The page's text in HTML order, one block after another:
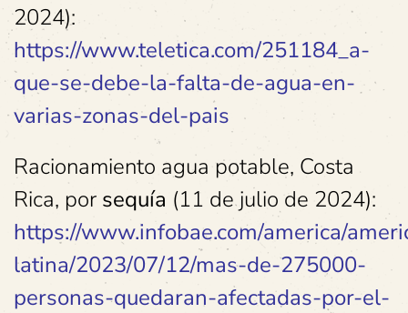
2024):
https://www.teletica.com/251184_a-
que-se-debe-la-falta-de-agua-en-
varias-zonas-del-pais
Racionamiento agua potable, Costa
Rica, por sequía (11 de julio de 2024):
https://www.infobae.com/america/
latina/2023/07/12/mas-de-275000-
personas-quedaran-afectadas-por-el-